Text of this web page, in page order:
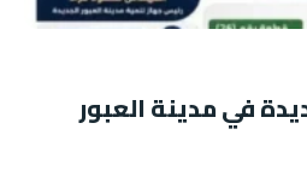
في مدينة العبور